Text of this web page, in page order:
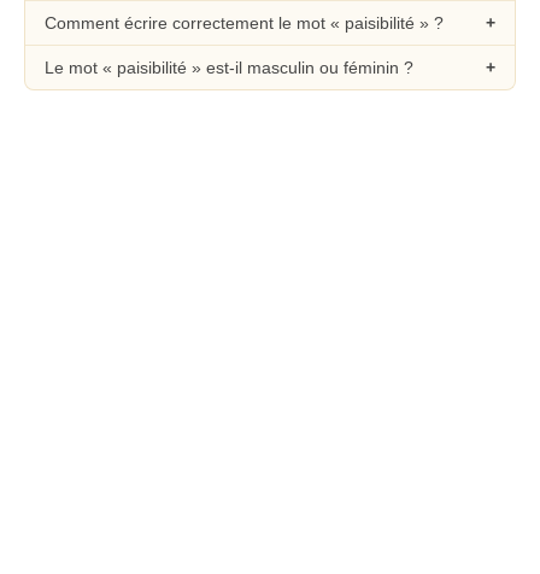
Comment écrire correctement le mot « paisibilité » ?
Le mot « paisibilité » est-il masculin ou féminin ?